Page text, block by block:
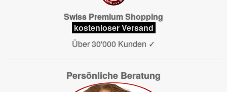
Swiss Premium Shopping
kostenloser Versand
Über 30'000 Kunden ✓
Persönliche Beratung